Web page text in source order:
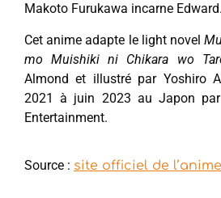
Makoto Furukawa incarne Edward.
Cet anime adapte le light novel
mo Muishiki ni Chikara wo
Almond et illustré par Yoshiro
2021 à juin 2023 au Japon par
Entertainment.
Source : site officiel de l’anime